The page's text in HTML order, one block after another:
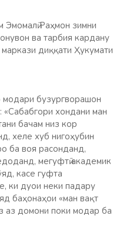
Раҳмон зимни
ва тарбия кардану
диққати Ҳукумати
бузургворашон
хондани ман
бачам низ кор
хеле хуб нигоҳубин
ба воя расонданд,
мегуфтӣ академик
касе гуфта
ки дуои неки падару
баҳонаҳои «ман вақт
аз домони поки модар ба